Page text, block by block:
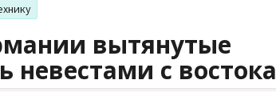
вытянутые
невестами с востока